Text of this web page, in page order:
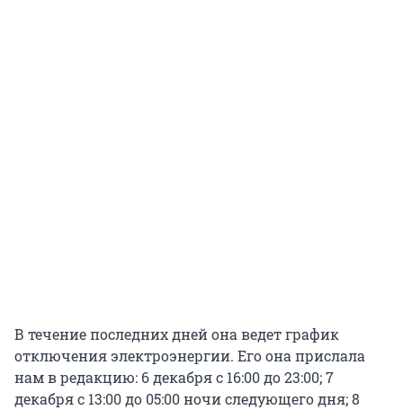
В течение последних дней она ведет график
отключения электроэнергии. Его она прислала
нам в редакцию: 6 декабря с 16:00 до 23:00; 7
декабря с 13:00 до 05:00 ночи следующего дня; 8